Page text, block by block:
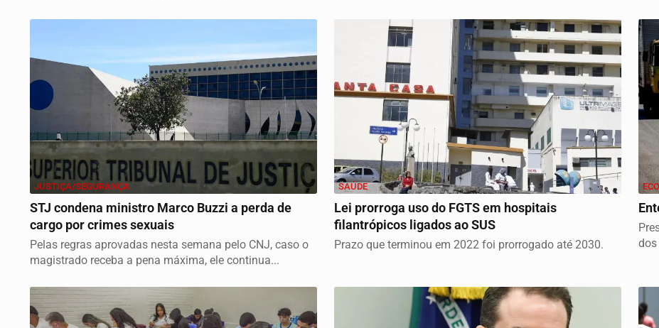
JUSTIÇA/SEGURANÇA
STJ condena ministro Marco Buzzi a perda de
cargo por crimes sexuais
Pelas regras aprovadas nesta semana pelo CNJ, caso o
magistrado receba a pena máxima, ele continua...
SAÚDE
Lei prorroga uso do FGTS em hospitais
filantrópicos ligados ao SUS
Prazo que terminou em 2022 foi prorrogado até 2030.
dos